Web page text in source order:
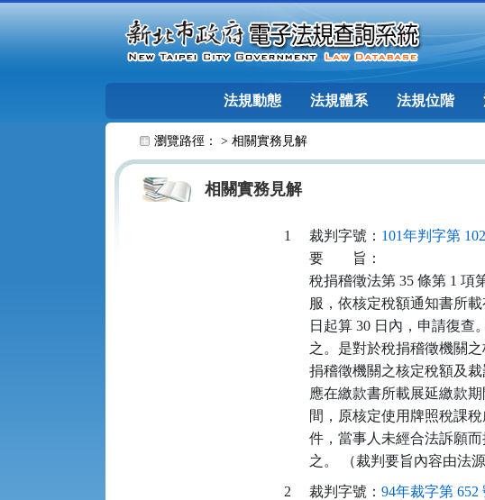
法規動態 法規體系 法規位階
瀏覽路徑： > 相關實務見解
相關實務見解
1 裁判字號： 101年判字第
要
旨：
稅捐稽徵法第 35 條第 1 項
服，依核定稅額通知書所
日起算 30 日內，申請復查
之。是對於稅捐稽徵機關
捐稽徵機關之核定稅額及
應在繳款書所載展延繳款
間，原核定使用牌照稅課
件，當事人未經合法訴願
之。 （裁判要旨內容由法源
2
裁判字號： 94年裁字第 652